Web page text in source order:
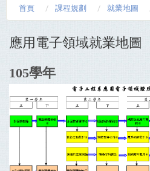
首頁 課程規劃 就業地圖
應用電子領域就業地圖
105學年